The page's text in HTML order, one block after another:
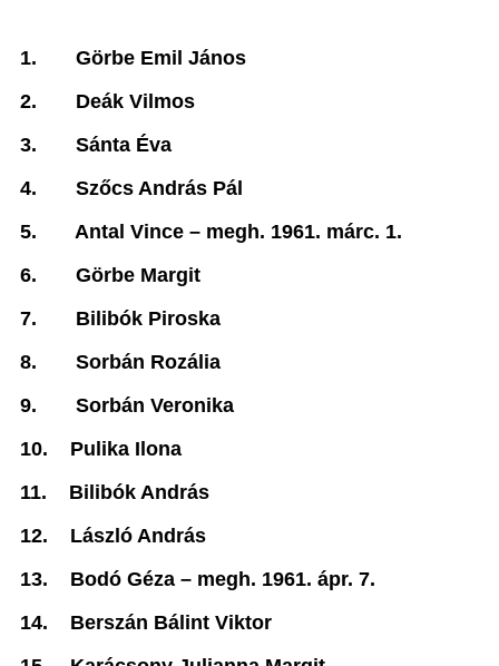
1.
Görbe Emil János
2.
Deák Vilmos
3.
Sánta Éva
4.
Szőcs András Pál
5.
Antal Vince – megh. 1961. márc. 1.
6.
Görbe Margit
7.
Bilibók Piroska
8.
Sorbán Rozália
9.
Sorbán Veronika
10.
Pulika Ilona
11.
Bilibók András
12.
László András
13.
Bodó Géza – megh. 1961. ápr. 7.
14.
Berszán Bálint Viktor